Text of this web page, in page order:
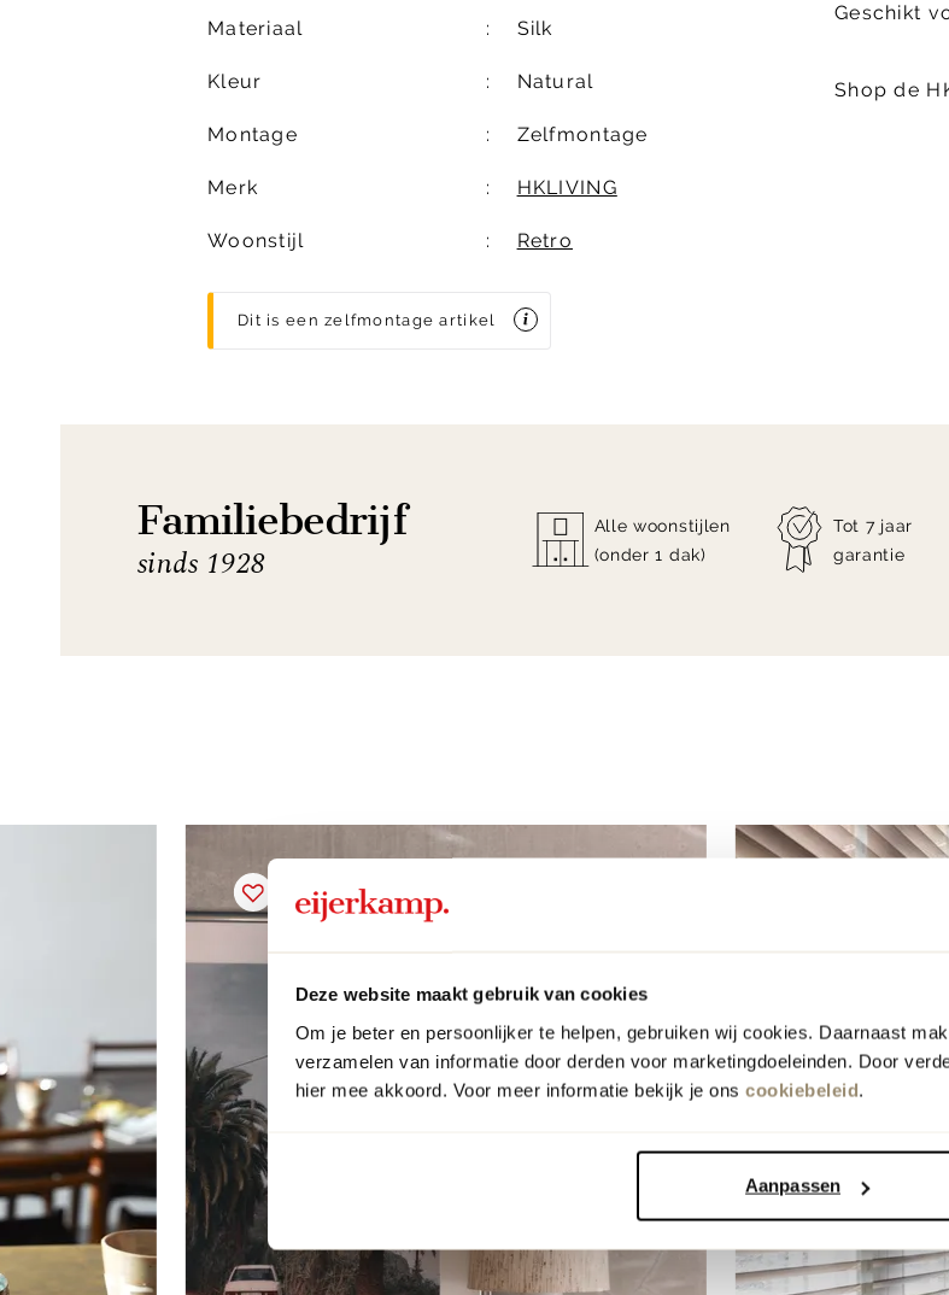
Deze website maakt gebruik van cookies
Om je beter en persoonlijker te helpen, gebruiken wij cookies. Daarnaast
verzamelen van informatie door derden voor marketingdoeleinden. Door
hier mee akkoord. Voor meer informatie bekijk je ons cookiebeleid.
Aanpassen
Materiaal Silk
Kleur Natural
Montage Zelfmontage
Merk HKLIVING
Woonstijl Retro
Dit is een zelfmontage artikel
Geschikt
Shop de
Familiebedrijf
sinds 1928
Alle woonstijlen
(onder 1 dak)
Tot 7 jaar
garantie